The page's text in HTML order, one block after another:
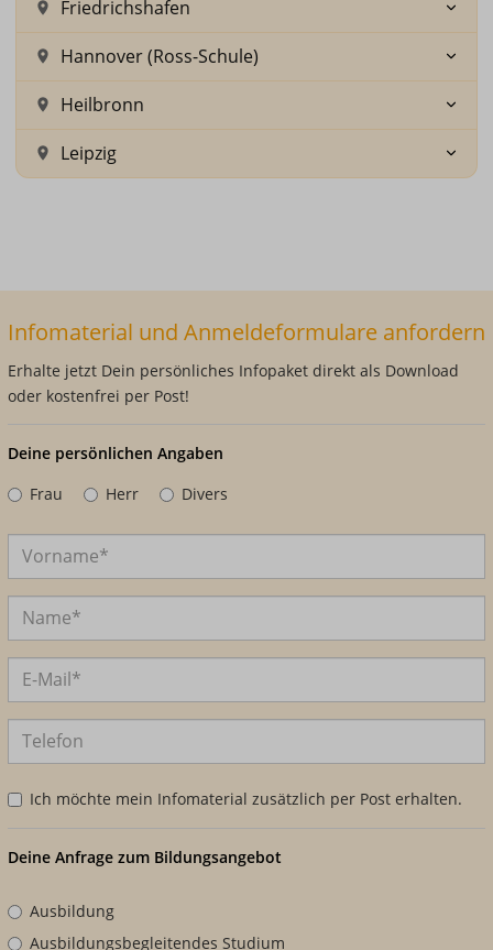
Friedrichshafen
Hannover (Ross-Schule)
Heilbronn
Leipzig
Infomaterial und Anmeldeformulare anfordern
Erhalte jetzt Dein persönliches Infopaket direkt als Download
oder kostenfrei per Post!
Deine persönlichen Angaben
Frau
Herr Divers
Ich möchte mein Infomaterial zusätzlich per Post erhalten.
Deine Anfrage zum Bildungsangebot
Ausbildung
Ausbildungsbegleitendes Studium